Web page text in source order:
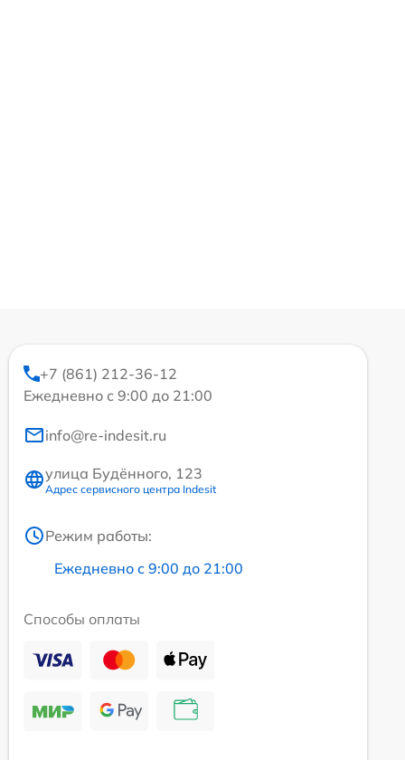
+7 (861) 212-36-12
Ежедневно с 9:00 до 21:00
info@re-indesit.ru
улица Будённого, 123
Адрес сервисного центра Indesit
Режим работы:
Ежедневно с 9:00 до 21:00
Способы оплаты